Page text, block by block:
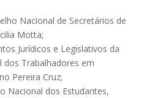
Nacional de Secretários de
Motta;
Jurídicos e Legislativos da
dos Trabalhadores em
Pereira Cruz;
Nacional dos Estudantes,